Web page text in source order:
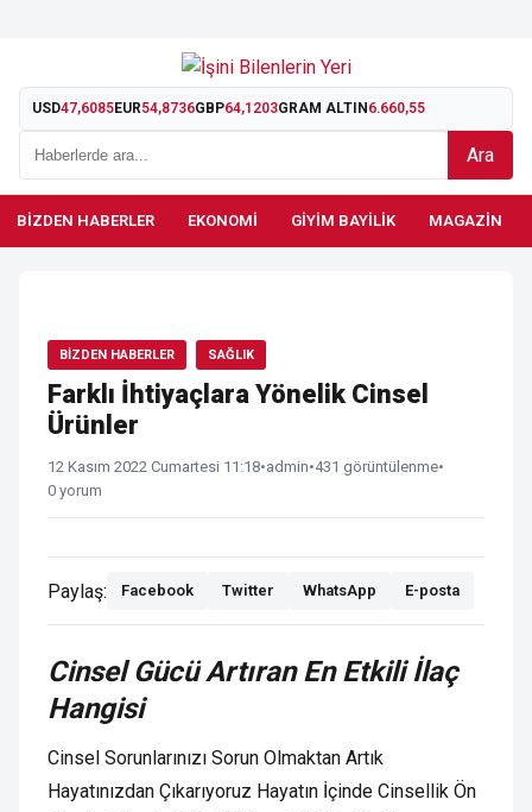
USD47,6085EUR54,8736GBP64,1203GRAM ALTIN 6.660,55
Ara
BIZDEN HABERLER EKONOMI GIYIM BAYILIK MAGAZIN
BIZDEN HABERLER SAĞLIK
Farklı İhtiyaçlara Yönelik Cinsel
Ürünler
12 Kasım 2022 Cumartesi 11:18•admin•431 görüntülenme•
0 yorum
Paylaş: Facebook Twitter WhatsApp E-posta
Cinsel Gücü Artıran En Etkili İlaç
Hangisi
Cinsel Sorunlarınızı Sorun Olmaktan Artık
Hayatınızdan Çıkarıyoruz Hayatın İçinde Cinsellik Ön